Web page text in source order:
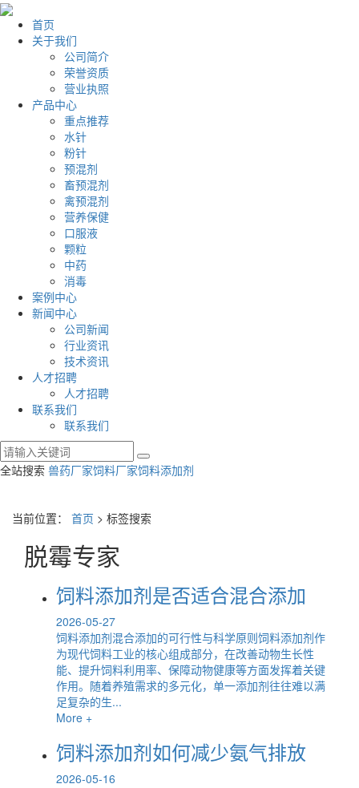
首页
关于我们
公司简介
荣誉资质
营业执照
产品中心
重点推荐
水针
粉针
预混剂
畜预混剂
禽预混剂
营养保健
口服液
颗粒
中药
消毒
案例中心
新闻中心
公司新闻
行业资讯
技术资讯
人才招聘
人才招聘
联系我们
联系我们
全站搜索 兽药厂家饲料厂家饲料添加剂
当前位置： 首页 > 标签搜索
脱霉专家
饲料添加剂是否适合混合添加
2026-05-27
饲料添加剂混合添加的可行性与科学原则饲料添加剂作
为现代饲料工业的核心组成部分，在改善动物生长性
能、提升饲料利用率、保障动物健康等方面发挥着关键
作用。随着养殖需求的多元化，单一添加剂往往难以满
足复杂的生...
More +
饲料添加剂如何减少氨气排放
2026-05-16